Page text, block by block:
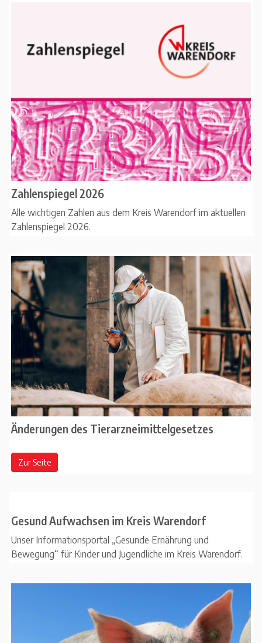
Zahlenspiegel 2026
Alle wichtigen Zahlen aus dem Kreis Warendorf im aktuellen
Zahlenspiegel 2026.
Änderungen des Tierarzneimittelgesetzes
Zur Seite
Gesund Aufwachsen im Kreis Warendorf
Unser Informationsportal „Gesunde Ernährung und
Bewegung“ für Kinder und Jugendliche im Kreis Warendorf.